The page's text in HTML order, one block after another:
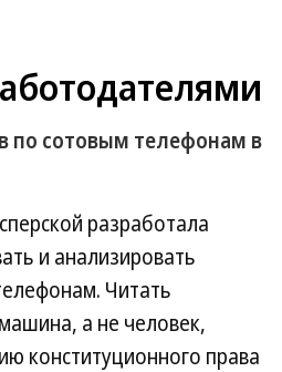
по сотовым телефонам в
разработала
и анализировать
Читать
а не человек,
конституционного права